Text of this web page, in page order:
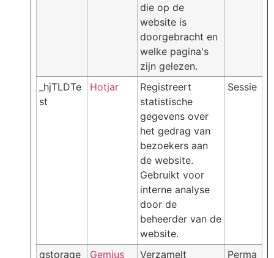
die op de
website is
doorgebracht en
welke pagina's
zijn gelezen.
_hjTLDTe
st
Hotjar
Registreert
statistische
gegevens over
het gedrag van
bezoekers aan
de website.
Gebruikt voor
interne analyse
door de
beheerder van de
website.
Sessie
gstorage Gemius
Verzamelt
Perma